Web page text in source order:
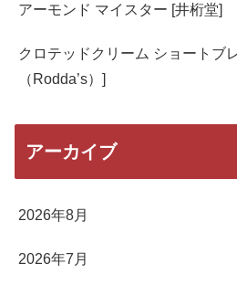
アーモンド マイスター [井桁堂]
クロテッドクリーム ショートブ
（Rodda’s）]
アーカイブ
2026年8月
2026年7月